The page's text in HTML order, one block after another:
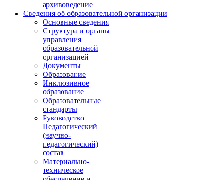
архивоведение
Сведения об образовательной организации
Основные сведения
Структура и органы
управления
образовательной
организацией
Документы
Образование
Инклюзивное
образование
Образовательные
стандарты
Руководство.
Педагогический
(научно-
педагогический)
состав
Материально-
техническое